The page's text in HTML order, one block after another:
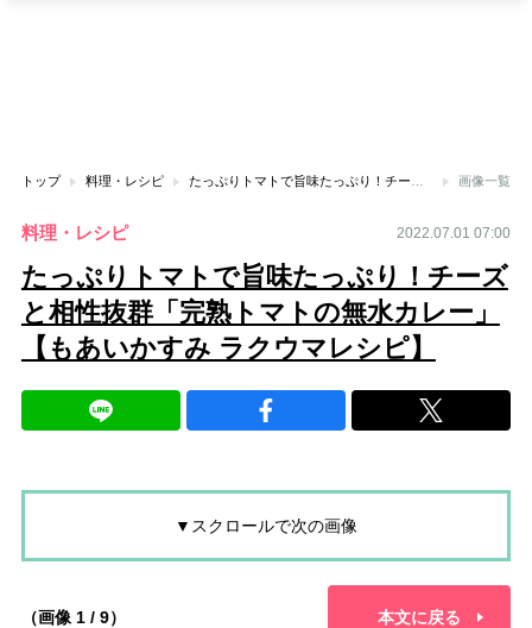
トップ 料理・レシピ 画像一覧
料理・レシピ 2022.07.01 07:00
たっぷりトマトで旨味たっぷり！チーズ
と相性抜群「完熟トマトの無水カレー」
【もあいかすみ ラクウマレシピ】
▼スクロールで次の画像
（画像 1 / 9） 本文に戻る